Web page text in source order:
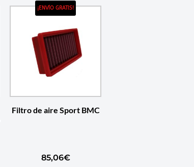
¡ENVÍO GRATIS!
Filtro de aire Sport BMC
85,06€